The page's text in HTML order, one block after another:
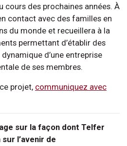
cours des prochaines années. À
contact avec des familles en
du monde et recueillera à la
permettant d’établir des
d’une entreprise
de ses membres.
projet, communiquez avec
sur la façon dont Telfer
l’avenir de